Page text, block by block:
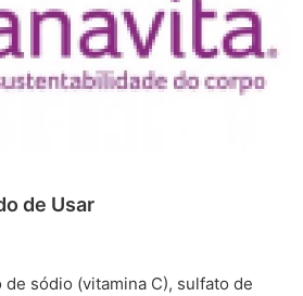
de Usar
sódio (vitamina C), sulfato de